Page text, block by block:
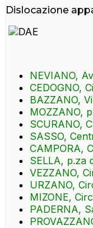
Dislocazione
NEVIANO,
CEDOGNO,
BAZZANO,
MOZZANO,
SCURANO,
SASSO,
CAMPORA,
SELLA, p.za
VEZZANO,
URZANO,
MIZONE,
PADERNA,